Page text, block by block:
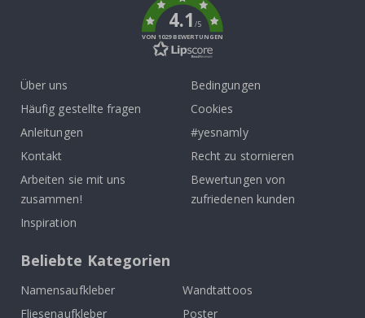
4.1/5
VON 1029 BEWERTUNGEN
Über uns
Häufig gestellte fragen
Anleitungen
Kontakt
Arbeiten sie mit uns
zusammen!
Inspiration
Bedingungen
Cookies
#yesnamly
Recht zu stornieren
Bewertungen von
zufriedenen kunden
Beliebte Kategorien
Namensaufkleber
Wandtattoos
Fliesenaufkleber
Poster